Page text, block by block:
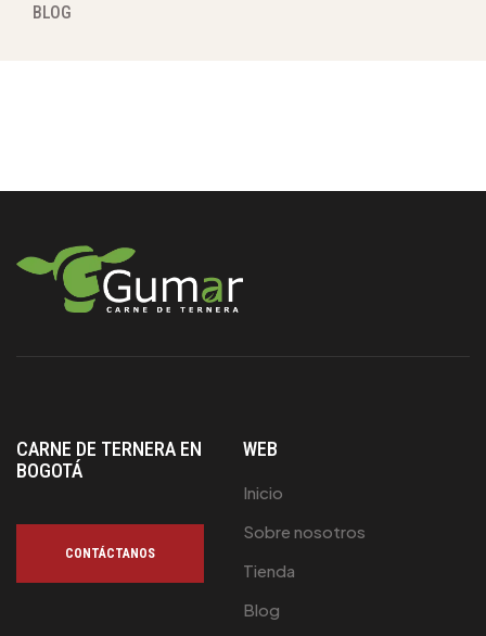
BLOG
CARNE DE TERNERA EN
BOGOTÁ
CONTÁCTANOS
WEB
Inicio
Sobre nosotros
Tienda
Blog